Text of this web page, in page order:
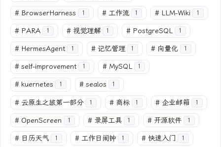
# BrowserHarness 1 # 工作流 1 # LLM-Wiki 1
# PARA 1 # 视觉理解 1 # PostgreSQL 1
# HermesAgent 1 # 记忆管理 1 # 向量化 1
# self-improvement 1 # MySQL 1
# kuernetes 1 # sealos 1
# 云原生之旅第一部分 1 # 商标 1 # 企业邮箱 1
# OpenScreen 1 # 录屏工具 1 # 开源软件 1
# 日历天气 1 # 工作日闹钟 1 # 快速入门 1